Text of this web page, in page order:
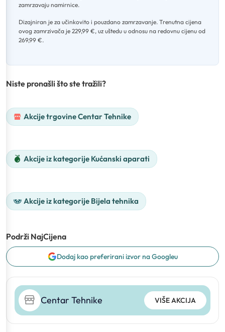
zamrzavaju namirnice.
Dizajniran je za učinkovito i pouzdano zamrzavanje. Trenutna cijena
ovog zamrzivača je 229,99 €, uz uštedu u odnosu na redovnu cijenu od
269,99 €.
Niste pronašli što ste tražili?
Akcije trgovine Centar Tehnike
Akcije iz kategorije Kućanski aparati
Akcije iz kategorije Bijela tehnika
Podrži NajCijena
Dodaj kao preferirani izvor na Googleu
Centar Tehnike VIŠE AKCIJA